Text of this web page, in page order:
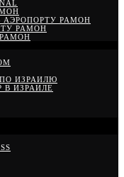
АЭРОПОРТУ РАМОН
РАМОН
ИЗРАИЛЮ
ИЗРАИЛЕ